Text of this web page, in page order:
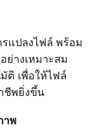
รแปลงไฟล์ พร้อม
ย่างเหมาะสม
ติ เพื่อให้ไฟล์
ชีพยิ่งขึ้น
าพ